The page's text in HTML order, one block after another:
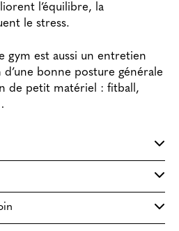
l’équilibre, la
le stress.
gym est aussi un entretien
bonne posture générale
de petit matériel : fitball,